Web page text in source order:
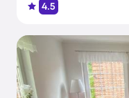
4.5